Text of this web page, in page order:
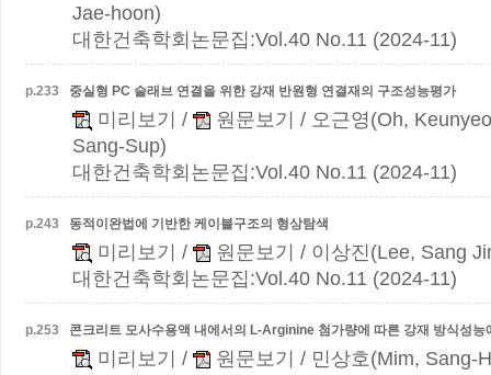
Jae-hoon)
대한건축학회논문집:Vol.40 No.11 (2024-11)
p.233 중실형 PC 슬래브 연결을 위한 강재 반원형 연결재의 구조성능평가
미리보기 / 원문보기
/ 오근영(Oh,
Sang-Sup)
대한건축학회논문집:Vol.40 No.11 (2024-11)
p.243 동적이완법에 기반한 케이블구조의 형상탐색
미리보기 / 원문보기
/ 이상진(Lee, Sang
대한건축학회논문집:Vol.40 No.11 (2024-11)
p.253 콘크리트 모사수용액 내에서의 L-Arginine 첨가량에 따른 강재 방식성능
미리보기 / 원문보기
/ 민상호(Mim, Sang-